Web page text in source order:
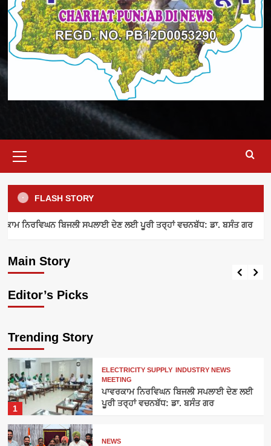
Menu
FLASH STORY
ਨਿਰਵਿਘਨ ਬਿਜਲੀ ਸਪਲਾਈ ਦੇਣ ਲਈ ਪੂਰੀ ਤਰ੍ਹਾਂ ਵਚਨਬੱਧ: ਡਾ. ਬਸੰਤ ਗਰ
Main Story
ELECTRICITY SUPPLY INDUSTRY NEWS MEETING
admin August 8, 2026
Editor’s Picks
Trending Story
1
ELECTRICITY SUPPLY INDUSTRY NEWS
MEETING
ਪਾਵਰਕਾਮ ਨਿਰਵਿਘਨ ਬਿਜਲੀ ਸਪਲਾਈ ਦੇਣ ਲਈ
ਪੂਰੀ ਤਰ੍ਹਾਂ ਵਚਨਬੱਧ: ਡਾ. ਬਸੰਤ ਗਰ
NEWS